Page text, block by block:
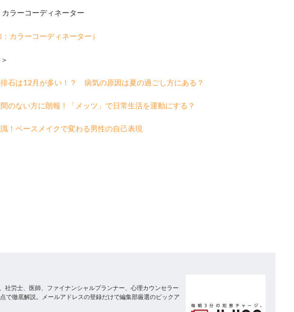
ラーコーディネーター
：カラーコーディネーター）
石は12月が多い！？ 病気の原因は夏の過ごし方にある？
のない方に朗報！「メッツ」で日常生活を運動にする？
！ベースメイクで変わる男性の自己表現
社労士、医師、ファイナンシャルプランナー、心理カウンセラー
で徹底解説。メールアドレスの登録だけで編集部厳選のピックア